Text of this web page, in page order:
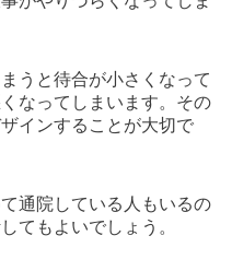
うと待合が小さくなって
なってしまいます。その
インすることが大切で
通院している人もいるの
てもよいでしょう。